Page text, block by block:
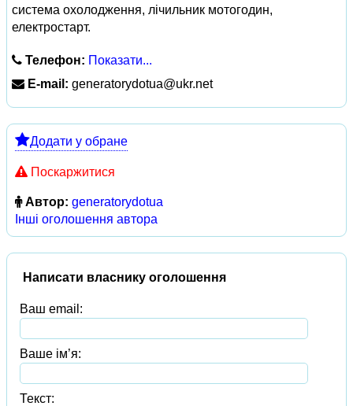
система охолодження, лічильник мотогодин,
електростарт.
Телефон: Показати...
E-mail: generatorydotua@ukr.net
Додати у обране
Поскаржитися
Автор: generatorydotua
Інші оголошення автора
Написати власнику оголошення
Ваш email:
Ваше ім’я:
Текст: